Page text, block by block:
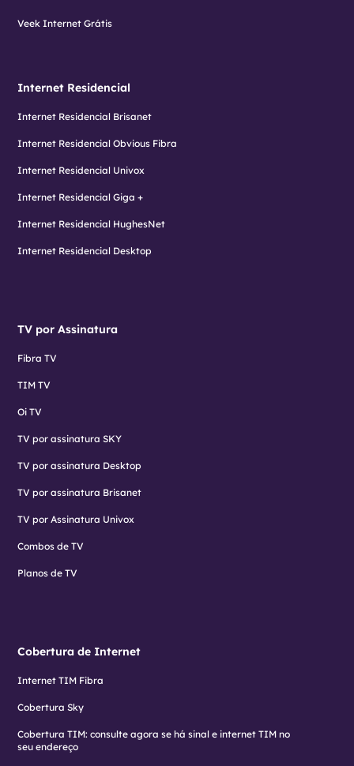
Veek Internet Grátis
Internet Residencial
Internet Residencial Brisanet
Internet Residencial Obvious Fibra
Internet Residencial Univox
Internet Residencial Giga +
Internet Residencial HughesNet
Internet Residencial Desktop
TV por Assinatura
Fibra TV
TIM TV
Oi TV
TV por assinatura SKY
TV por assinatura Desktop
TV por assinatura Brisanet
TV por Assinatura Univox
Combos de TV
Planos de TV
Cobertura de Internet
Internet TIM Fibra
Cobertura Sky
Cobertura TIM: consulte agora se há sinal e internet TIM no
seu endereço